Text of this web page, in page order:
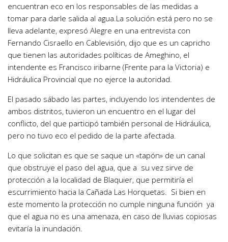
encuentran eco en los responsables de las medidas a
tomar para darle salida al agua.La solución está pero no se
lleva adelante, expresó Alegre en una entrevista con
Fernando Cisraello en Cablevisión, dijo que es un capricho
que tienen las autoridades políticas de Ameghino, el
intendente es Francisco iribarne (Frente para la Victoria) e
Hidráulica Provincial que no ejerce la autoridad.
El pasado sábado las partes, incluyendo los intendentes de
ambos distritos, tuvieron un encuentro en el lugar del
conflicto, del que participó también personal de Hidráulica,
pero no tuvo eco el pedido de la parte afectada.
Lo que solicitan es que se saque un «tapón» de un canal
que obstruye el paso del agua, que a su vez sirve de
protección a la localidad de Blaquier, que permitiría el
escurrimiento hacia la Cañada Las Horquetas. Si bien en
este momento la protección no cumple ninguna función ya
que el agua no es una amenaza, en caso de lluvias copiosas
evitaría la inundación.